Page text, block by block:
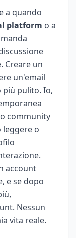
a quando
platform o a
Creare un
un'email
più pulito. Io,
community
leggere o
account
e se dopo
Nessun
vita reale.